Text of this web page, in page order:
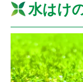
水はけ